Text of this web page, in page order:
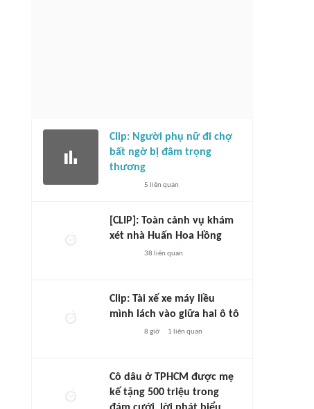
Clip: Người phụ nữ đi chợ
bất ngờ bị đâm trọng
thương
5 liên quan
[CLIP]: Toàn cảnh vụ khám
xét nhà Huấn Hoa Hồng
38 liên quan
Clip: Tài xế xe máy liều
mình lách vào giữa hai ô tô
8 giờ 1 liên quan
Cô dâu ở TPHCM được mẹ
kế tặng 500 triệu trong